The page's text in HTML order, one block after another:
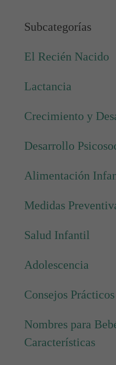
Subcategorías
El Recién Nacido
Lactancia
Crecimiento y
Desarrollo
Alimentación
Medidas
Salud Infantil
Adolescencia
Consejos Prácticos
Nombres para
Características